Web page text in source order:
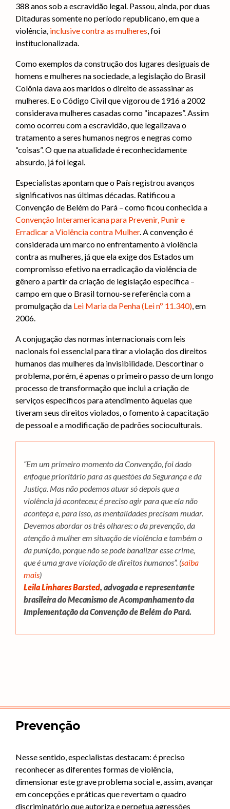
388 anos sob a escravidão legal. Passou, ainda, por duas
Ditaduras somente no período republicano, em que a
violência, inclusive contra as mulheres, foi
institucionalizada.
Como exemplos da construção dos lugares desiguais de
homens e mulheres na sociedade, a legislação do Brasil
Colônia dava aos maridos o direito de assassinar as
mulheres. E o Código Civil que vigorou de 1916 a 2002
considerava mulheres casadas como “incapazes”. Assim
como ocorreu com a escravidão, que legalizava o
tratamento a seres humanos negros e negras como
“coisas”. O que na atualidade é reconhecidamente
absurdo, já foi legal.
Especialistas apontam que o País registrou avanços
significativos nas últimas décadas. Ratificou a
Convenção de Belém do Pará – como ficou conhecida a
Convenção Interamericana para Prevenir, Punir e
Erradicar a Violência contra Mulher. A convenção é
considerada um marco no enfrentamento à violência
contra as mulheres, já que ela exige dos Estados um
compromisso efetivo na erradicação da violência de
gênero a partir da criação de legislação específica –
campo em que o Brasil tornou-se referência com a
promulgação da Lei Maria da Penha (Lei nº 11.340), em
2006.
A conjugação das normas internacionais com leis
nacionais foi essencial para tirar a violação dos direitos
humanos das mulheres da invisibilidade. Descortinar o
problema, porém, é apenas o primeiro passo de um longo
processo de transformação que inclui a criação de
serviços específicos para atendimento àquelas que
tiveram seus direitos violados, o fomento à capacitação
de pessoal e a modificação de padrões socioculturais.
“Em um primeiro momento da Convenção, foi dado
enfoque prioritário para as questões da Segurança e da
Justiça. Mas não podemos atuar só depois que a
violência já aconteceu; é preciso agir para que ela não
aconteça e, para isso, as mentalidades precisam mudar.
Devemos abordar os três olhares: o da prevenção, da
atenção à mulher em situação de violência e também o
da punição, porque não se pode banalizar esse crime,
que é uma grave violação de direitos humanos”. (saiba
mais)
Leila Linhares Barsted, advogada e representante
brasileira do Mecanismo de Acompanhamento da
Implementação da Convenção de Belém do Pará.
Prevenção
Nesse sentido, especialistas destacam: é preciso
reconhecer as diferentes formas de violência,
dimensionar este grave problema social e, assim, avançar
em concepções e práticas que revertam o quadro
discriminatório que autoriza e perpetua agressões